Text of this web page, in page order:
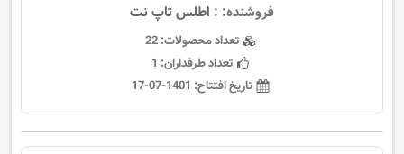
فروشنده: : اطلس تاپ نت
تعداد محصولات:22
تعداد طرفداران: 1
تاریخ افتتاح: 1401-07-17